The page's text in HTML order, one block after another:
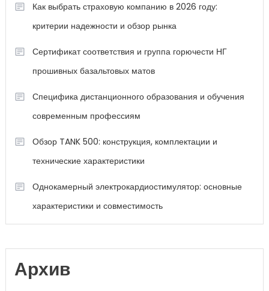
Как выбрать страховую компанию в 2026 году:
критерии надежности и обзор рынка
Сертификат соответствия и группа горючести НГ
прошивных базальтовых матов
Специфика дистанционного образования и обучения
современным профессиям
Обзор TANK 500: конструкция, комплектации и
технические характеристики
Однокамерный электрокардиостимулятор: основные
характеристики и совместимость
Архив